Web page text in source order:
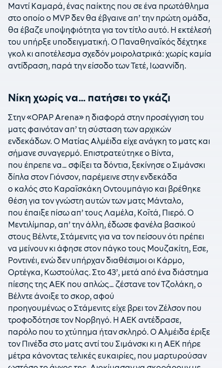
Μαντί Καμαρά, ένας παίκτης που σε ένα πρωτάθλημα
στο οποίο ο MVP δεν θα έβγαινε απ’ την πρώτη ομάδα,
θα έβαζε υποψηφιότητα για τον τίτλο αυτό. Η εκτέλεσή
του υπήρξε υποδειγματική. Ο Παναθηναϊκός δέχτηκε
γκολ κι αποτέλεσμα σχεδόν μοιρολατρικά: χωρίς καμία
αντίδραση, παρά την είσοδο των Τετέ, Ιωαννίδη.
Νίκη χωρίς να… πατήσει το γκάζι
Στην «OPAP Αrena» η διαφορά στην προσέγγιση του
ματς φαινόταν απ’ τη σύσταση των αρχικών
ενδεκάδων. Ο Ματίας Αλμέιδα είχε ανάγκη το ματς και
σήμανε συναγερμό. Επιστρατεύτηκε ο Βίντα,
που έπρεπε να… σφίξει τα δόντια, ξεκίνησε ο Σιμάνσκι
δίπλα στον Γιόνσον, παρέμεινε στην ενδεκάδα
ο καλός στο Καραϊσκάκη Οντουμπάγιο και βρέθηκε
θέση για τον γνώστη αυτών των ματς Μάνταλο,
που έπαιξε πίσω απ’ τους Λαμέλα, Κοϊτά, Πιερό. Ο
Μεντιλίμπαρ, απ’ την άλλη, έδωσε φανέλα βασικού
στους Βέλντε, Στάμενιτς για να τον πείσουν ότι πρέπει
να μείνουν κι άφησε στον πάγκο τους Μουζακίτη, Εσε,
Ροντινέι, ενώ δεν υπήρχαν διαθέσιμοι οι Κάρμο,
Ορτέγκα, Κωστούλας. Στο 43’, μετά από ένα διάστημα
πίεσης της ΑΕΚ που απλώς… ζέστανε τον Τζολάκη, ο
Βέλντε άνοιξε το σκορ, αφού
προηγουμένως ο Στάμενιτς είχε βρει τον Ζέλσον που
τροφοδότησε τον Νορβηγό. Η ΑΕΚ αντέδρασε,
παρόλο που το χτύπημα ήταν σκληρό. Ο Αλμέιδα έριξε
τον Πινέδα στο ματς αντί του Σιμάνσκι κι η ΑΕΚ πήρε
μέτρα κάνοντας τελικές ευκαιρίες, που μαρτυρούσαν